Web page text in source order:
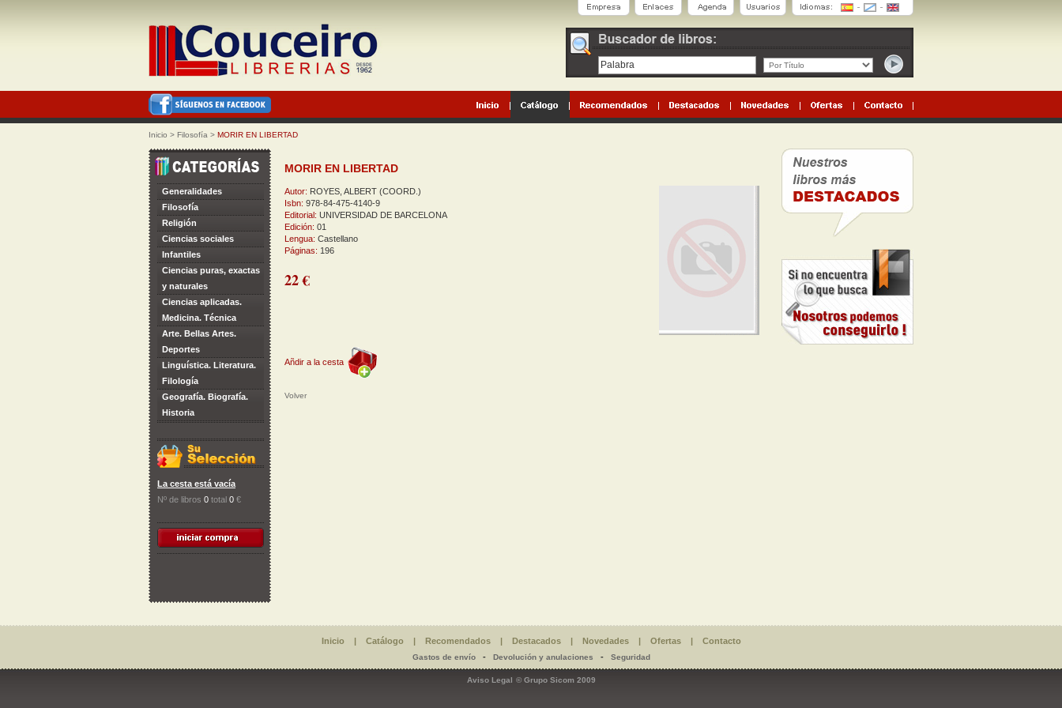
Inicio > Filosofía > MORIR EN LIBERTAD
Generalidades
Filosofía
Religión
Ciencias sociales
Infantiles
Ciencias puras, exactas
y naturales
Ciencias aplicadas.
Medicina. Técnica
Arte. Bellas Artes.
Deportes
Linguística. Literatura.
Filología
Geografía. Biografía.
Historia
La cesta está vacía
Nº de libros 0 total 0 €
MORIR EN LIBERTAD
Autor: ROYES, ALBERT (COORD.)
Isbn: 978-84-475-4140-9
Editorial: UNIVERSIDAD DE BARCELONA
Edición: 01
Lengua: Castellano
Páginas: 196
22 €
Añdir a la cesta
Volver
Inicio | Catálogo | Recomendados| Destacados| Novedades| Ofertas| Contacto
Gastos de envío- Devolución y anulaciones - Seguridad
Aviso Legal © Grupo Sicom 2009